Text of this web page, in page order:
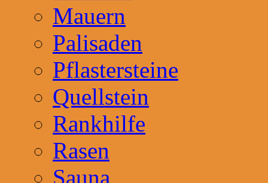
Mauern
Palisaden
Pflastersteine
Quellstein
Rankhilfe
Rasen
Sauna